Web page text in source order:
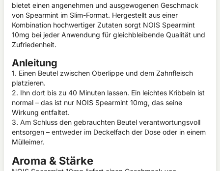
bietet einen angenehmen und ausgewogenen Geschmack
von Spearmint im Slim-Format. Hergestellt aus einer
Kombination hochwertiger Zutaten sorgt NOIS Spearmint
10mg bei jeder Anwendung für gleichbleibende Qualität und
Zufriedenheit.
Anleitung
1. Einen Beutel zwischen Oberlippe und dem Zahnfleisch
platzieren.
2. Ihn dort bis zu 40 Minuten lassen. Ein leichtes Kribbeln ist
normal – das ist nur NOIS Spearmint 10mg, das seine
Wirkung entfaltet.
3. Am Schluss den gebrauchten Beutel verantwortungsvoll
entsorgen – entweder im Deckelfach der Dose oder in einem
Mülleimer.
Aroma & Stärke